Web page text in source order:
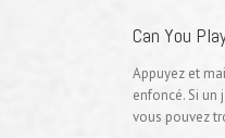
Can You
Appuyez et
enfoncé. Si un
vous pouvez